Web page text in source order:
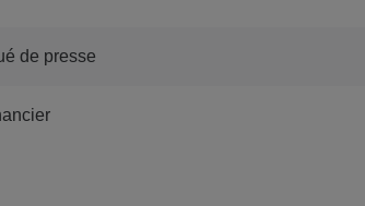
de presse